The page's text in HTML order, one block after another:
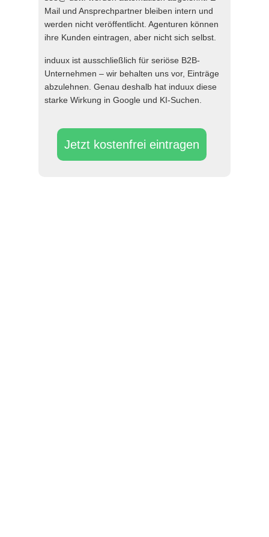
Jetzt kostenfrei eintragen
Mail und Ansprechpartner bleiben intern und
werden nicht veröffentlicht. Agenturen können
ihre Kunden eintragen, aber nicht sich selbst.
induux ist ausschließlich für seriöse B2B-
Unternehmen – wir behalten uns vor, Einträge
abzulehnen. Genau deshalb hat induux diese
starke Wirkung in Google und KI-Suchen.